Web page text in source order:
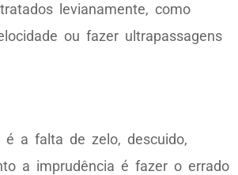
levianamente, como
ou fazer ultrapassagens
é a falta de zelo, descuido,
a imprudência é fazer o errado